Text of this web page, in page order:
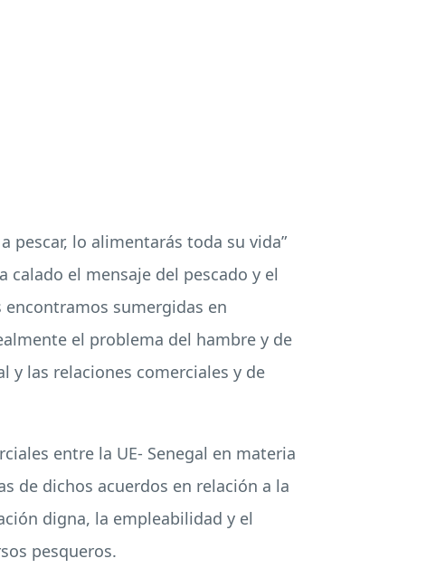
pescar, lo alimentarás toda su vida”
calado el mensaje del pescado y el
sumergidas en
el problema del hambre y de
y las relaciones comerciales y de
entre la UE- Senegal en materia
de dichos acuerdos en relación a la
digna, la empleabilidad y el
pesqueros.